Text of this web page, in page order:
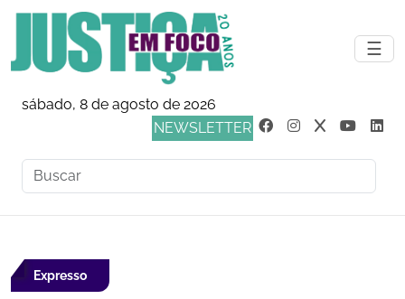
☰
sábado, 8 de agosto de 2026
NEWSLETTER
Expresso